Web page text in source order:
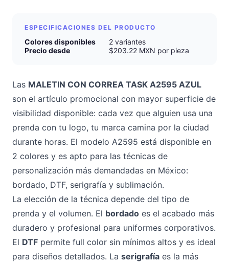
ESPECIFICACIONES DEL PRODUCTO
Colores disponibles
2 variantes
Precio desde
$203.22 MXN por pieza
Las MALETIN CON CORREA TASK A2595 AZUL
son el artículo promocional con mayor superficie de
visibilidad disponible: cada vez que alguien usa una
prenda con tu logo, tu marca camina por la ciudad
durante horas. El modelo A2595 está disponible en
2 colores y es apto para las técnicas de
personalización más demandadas en México:
bordado, DTF, serigrafía y sublimación.
La elección de la técnica depende del tipo de
prenda y el volumen. El bordado es el acabado más
duradero y profesional para uniformes corporativos.
El DTF permite full color sin mínimos altos y es ideal
para diseños detallados. La serigrafía es la más